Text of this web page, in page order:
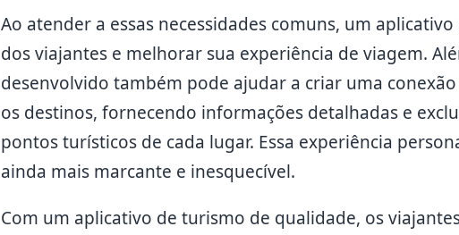
Ao atender a essas necessidades comuns, um
dos viajantes e melhorar sua experiência de viagem.
desenvolvido também pode ajudar a criar uma
os destinos, fornecendo informações detalhadas e
pontos turísticos de cada lugar. Essa experiência
ainda mais marcante e inesquecível.
Com um aplicativo de turismo de qualidade, os